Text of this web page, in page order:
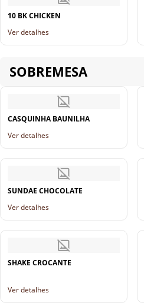
10 BK CHICKEN
Ver detalhes
SOBREMESA
CASQUINHA BAUNILHA
Ver detalhes
SUNDAE CHOCOLATE
Ver detalhes
SHAKE CROCANTE
Ver detalhes